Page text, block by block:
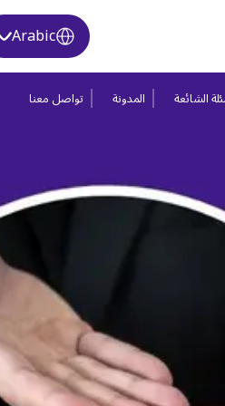
Arabic
الشائعة المدونة تواصل معنا